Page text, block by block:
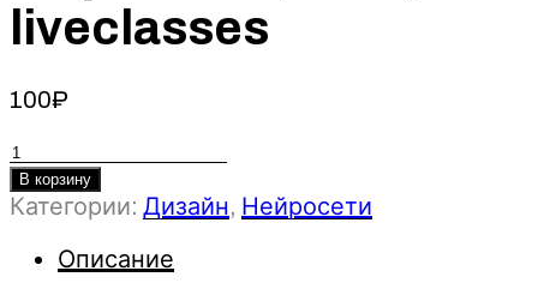
liveclasses
100₽
Количество
товара
Adobe
В корзину
Категории: Дизайн, Нейросети
Описание